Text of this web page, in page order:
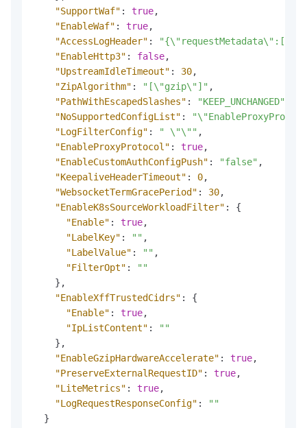
"SupportWaf" : true,
"EnableWaf" : true,
"AccessLogHeader" :
"EnableHttp3" : false,
"UpstreamIdleTimeout" : 30,
"ZipAlgorithm" : "[\"gzip\"]" ,
"PathWithEscapedSlashes" : "KEEP_UNCHANGED"
"NoSupportedConfigList" :
"LogFilterConfig" : " \"\"" ,
"EnableProxyProtocol" : true,
"EnableCustomAuthConfigPush" : "false" ,
"KeepaliveHeaderTimeout" : 0,
"WebsocketTermGracePeriod" : 30,
"EnableK8sSourceWorkloadFilter" :
{
"Enable" : true,
"LabelKey" : "" ,
"LabelValue" : "" ,
"FilterOpt" :
""
} ,
"EnableXffTrustedCidrs" :
{
"Enable" : true,
"IpListContent" :
""
} ,
"EnableGzipHardwareAccelerate" : true,
"PreserveExternalRequestID" : true,
"LiteMetrics" : true,
"LogRequestResponseConfig" :
""
}